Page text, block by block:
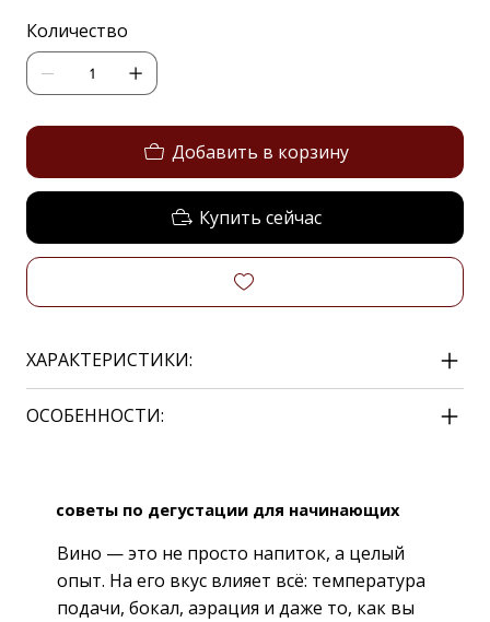
Количество
Добавить в корзину
Купить сейчас
ХАРАКТЕРИСТИКИ:
ОСОБЕННОСТИ:
советы по дегустации для начинающих
Вино — это не просто напиток, а целый
опыт. На его вкус влияет всё: температура
подачи, бокал, аэрация и даже то, как вы